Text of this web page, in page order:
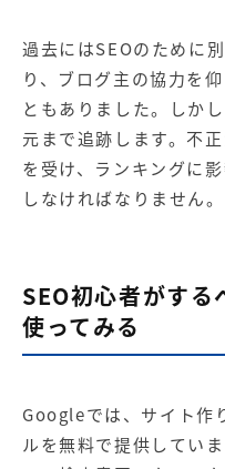
過去にはSEOのために
り、ブログ主の協力を
ともありました。しか
元まで追跡します。不
を受け、ランキングに
しなければなりません。
SEO初心者がす
使ってみる
Googleでは、サイト作
ルを無料で提供してい